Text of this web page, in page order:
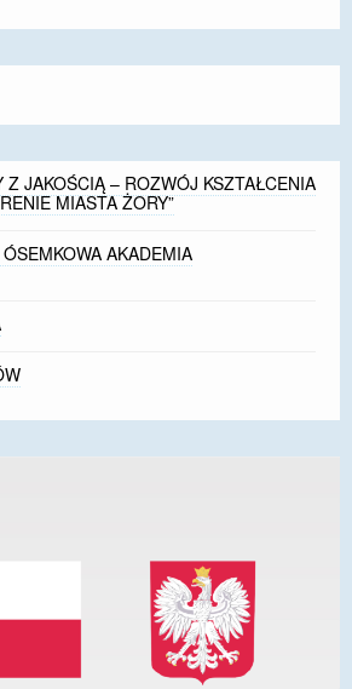
size.size.size.
Z JAKOŚCIĄ – ROZWÓJ KSZTAŁCENIA
MIASTA ŻORY”
AKADEMIA